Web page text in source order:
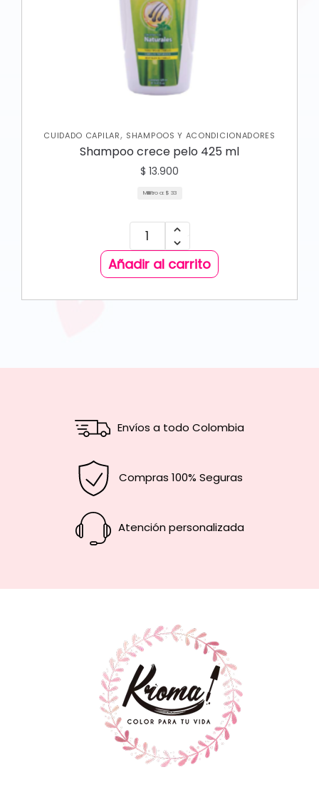
CUIDADO CAPILAR, SHAMPOOS Y ACONDICIONADORES
Shampoo crece pelo 425 ml
$ 13.900
Mililitro a: $ 33
Añadir al carrito
Envíos a todo Colombia
Compras 100% Seguras
Atención personalizada